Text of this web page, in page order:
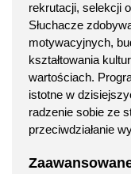
rekrutacji, selekcji
Słuchacze
motywacyjnych,
kształtowania
wartościach.
istotne w
radzenie sobie ze
przeciwdziałanie